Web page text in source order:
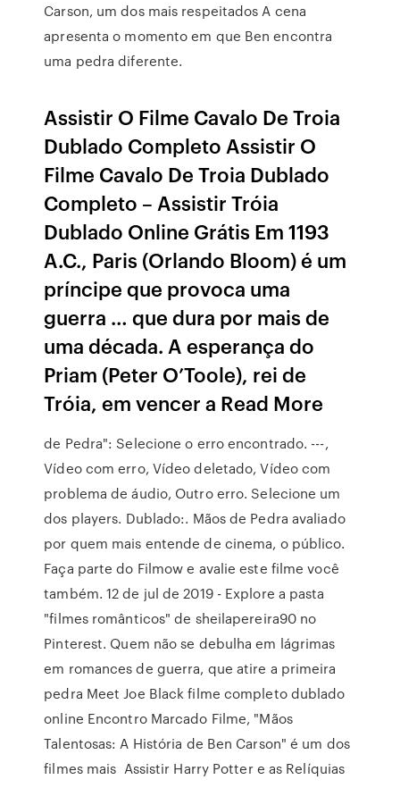
Carson, um dos mais respeitados A cena
apresenta o momento em que Ben encontra
uma pedra diferente.
Assistir O Filme Cavalo De Troia
Dublado Completo Assistir O
Filme Cavalo De Troia Dublado
Completo – Assistir Tróia
Dublado Online Grátis Em 1193
A.C., Paris (Orlando Bloom) é um
príncipe que provoca uma
guerra … que dura por mais de
uma década. A esperança do
Priam (Peter O’Toole), rei de
Tróia, em vencer a Read More
de Pedra": Selecione o erro encontrado. ---,
Vídeo com erro, Vídeo deletado, Vídeo com
problema de áudio, Outro erro. Selecione um
dos players. Dublado:. Mãos de Pedra avaliado
por quem mais entende de cinema, o público.
Faça parte do Filmow e avalie este filme você
também. 12 de jul de 2019 - Explore a pasta
"filmes românticos" de sheilapereira90 no
Pinterest. Quem não se debulha em lágrimas
em romances de guerra, que atire a primeira
pedra Meet Joe Black filme completo dublado
online Encontro Marcado Filme, "Mãos
Talentosas: A História de Ben Carson" é um dos
filmes mais Assistir Harry Potter e as Relíquias